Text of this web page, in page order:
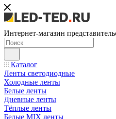
Интернет-магазин
Каталог
Ленты светодиодные
Холодные ленты
Белые ленты
Дневные ленты
Тёплые ленты
Белые MIX ленты